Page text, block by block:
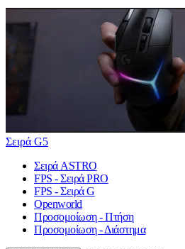
Σειρά G5
Σειρά ASTRO
FPS - Σειρά PRO
FPS - Σειρά G
Openworld
Προσομοίωση - Πτήση
Προσομοίωση - Διάστημα